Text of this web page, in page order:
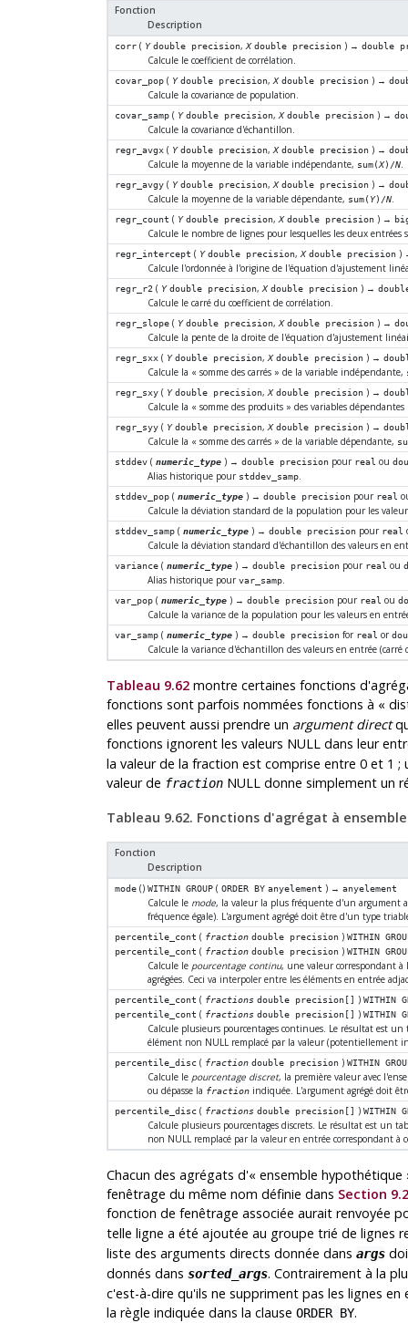
Fonction
Description
corr ( Y double precision,X double precision ) →double
Calcule le coefficient de corrélation.
covar_pop ( Y double precision,X double precision ) →
Calcule la covariance de population.
covar_samp ( Y double precision,X double precision ) →
Calcule la covariance d'échantillon.
regr_avgx ( Y double precision,X double precision ) →
Calcule la moyenne de la variable indépendante, sum(X)/N.
regr_avgy ( Y double precision,X double precision ) →
Calcule la moyenne de la variable dépendante, sum( Y)/N.
regr_count ( Y double precision,X double precision ) →
Calcule le nombre de lignes pour lesquelles les deux entrées
regr_intercept ( Y double precision,X double precision )
Calcule l'ordonnée à l'origine de l'équation d'ajustement
regr_r2 ( Y double precision,X double precision ) →
Calcule le carré du coefficient de corrélation.
regr_slope ( Y double precision,X double precision ) →
Calcule la pente de la droite de l'équation d'ajustement
regr_sxx ( Y double precision,X double precision ) →
Calcule la « somme des carrés» de la variable indépendante,
regr_sxy ( Y double precision,X double precision ) →
Calcule la « somme des produits» des variables
regr_syy ( Y double precision,X double precision ) →
Calcule la « somme des carrés» de la variable dépendante,
stddev (numeric_type ) →double precision pour real ou
Alias historique pour stddev_samp.
stddev_pop (numeric_type ) →double precision pour real
Calcule la déviation standard de la population pour les
stddev_samp (numeric_type ) →double precision pour real
Calcule la déviation standard d'échantillon des valeurs en
variance (numeric_type ) →double precision pour real ou
Alias historique pourvar_samp.
var_pop (numeric_type ) →double precision pour real ou
Calcule la variance de la population pour les valeurs en
var_samp (numeric_type ) →double precision for real or
Calcule la variance d'échantillon des valeurs en entrée
Tableau 9.62montre certaines fonctions
fonctions sont parfois nommées fonctions à «
elles peuvent aussi prendre un argument direct
fonctions ignorent les valeurs NULL dans leur
la valeur de la fraction est comprise entre 0 et 1 ;
valeur de fractionNULL donne simplement un
Tableau 9.62. Fonctions d'agrégat à
Fonction
Description
mode ()WITHIN GROUP (ORDER BY anyelement ) →anyelement
Calcule le mode, la valeur la plus fréquente d'un argument
fréquence égale). L'argument agrégé doit être d'un type
percentile_cont ( fraction double precision )WITHIN
percentile_cont ( fraction double precision )WITHIN
Calcule le pourcentage continu, une valeur correspondant à
agrégées. Ceci va interpoler entre les éléments en entrée
percentile_cont ( fractions double precision[] )WITHIN
percentile_cont ( fractions double precision[] )WITHIN
Calcule plusieurs pourcentages continues. Le résultat est
élément non NULL remplacé par la valeur (potentiellement
percentile_disc ( fraction double precision )WITHIN
Calcule le pourcentage discret, la première valeur avec
ou dépasse la fractionindiquée. L'argument agrégé doit
percentile_disc ( fractions double precision[] )WITHIN
Calcule plusieurs pourcentages discrets. Le résultat est un
non NULL remplacé par la valeur en entrée correspondant
Chacun des agrégats d'« ensemble hypothétique
fenêtrage du même nom définie dans Section
fonction de fenêtrage associée aurait renvoyée
telle ligne a été ajoutée au groupe trié de lignes
liste des arguments directs donnée dans args
donnés dans sorted_args. Contrairement à la
c'est-à-dire qu'ils ne suppriment pas les lignes
la règle indiquée dans la clause ORDER BY.